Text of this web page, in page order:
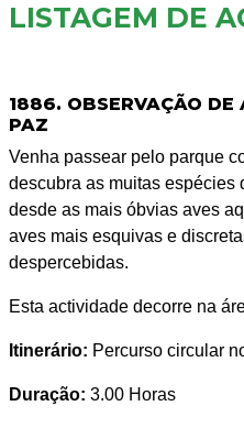
LISTAGEM DE
1886. OBSERVAÇÃO DE
PAZ
Venha passear pelo parque
descubra as muitas espécies
desde as mais óbvias aves
aves mais esquivas e
despercebidas.
Esta actividade decorre na
Itinerário: Percurso circular
Duração: 3.00 Horas